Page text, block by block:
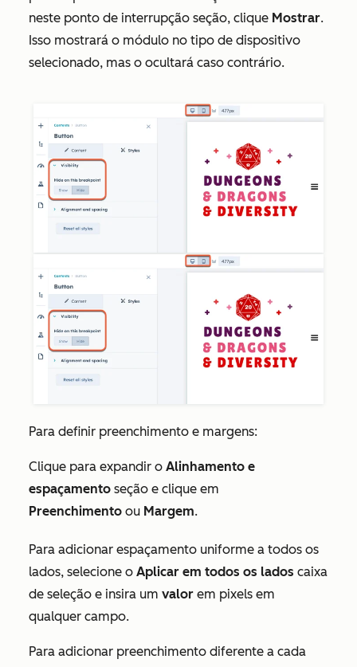
neste ponto de interrupção seção, clique Mostrar.
Isso mostrará o módulo no tipo de dispositivo
selecionado, mas o ocultará caso contrário.
Para definir preenchimento e margens:
Clique para expandir o Alinhamento e
espaçamento seção e clique em
Preenchimento ou Margem.
Para adicionar espaçamento uniforme a todos os
lados, selecione o Aplicar em todos os lados caixa
de seleção e insira um valor em pixels em
qualquer campo.
Para adicionar preenchimento diferente a cada